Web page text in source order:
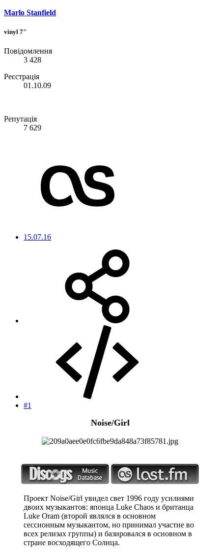
Marlo Stanfield
vinyl 7"
Повідомлення
3 428
Реєстрація
01.10.09
Репутація
7 629
15.07.16
#1
Noise/Girl
Проект Noise/Girl увидел свет 1996 году усилиями
двоих музыкантов: японца Luke Chaos и британца
Luke Oram (второй являлся в основном
сессионным музыкантом, но принимал участие во
всех релизах группы) и базировался в основном в
стране восходящего Солнца.